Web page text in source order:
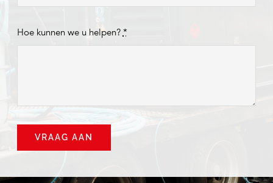
Hoe kunnen we u helpen? *
VRAAG AAN